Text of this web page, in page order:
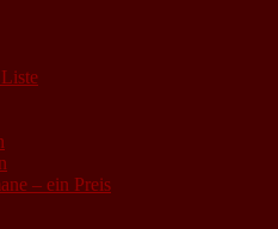
– ein Preis